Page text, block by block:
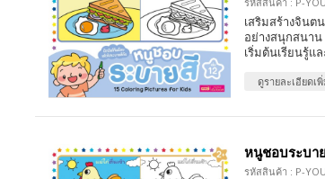
เสริมสร้างจินต
อย่างสนุกสนาน
เริ่มต้นเรียนรู้แ
ดูรายละเอียดเ
หนูชอบระบา
รหัสสินค้า : P-